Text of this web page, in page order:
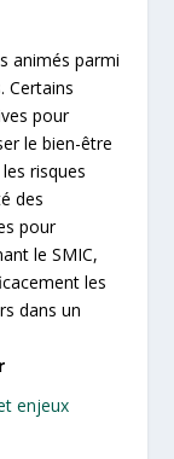
animés parmi
Certains
pour
le bien-être
risques
des
pour
le SMIC,
les
dans un
enjeux